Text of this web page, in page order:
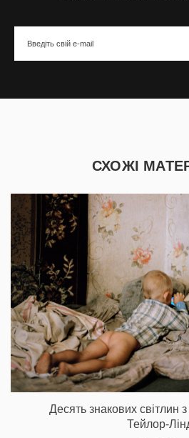
СХОЖІ
Десять знакових світлин з
Тейлор-